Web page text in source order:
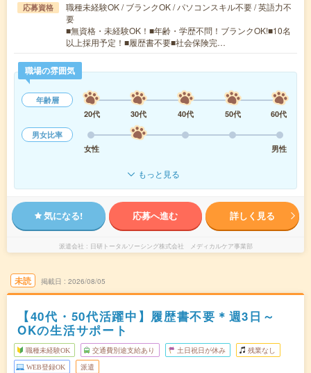
応募資格
職種未経験OK / ブランクOK / パソコンスキル不要 / 英語力不
要
■無資格・未経験OK！■年齢・学歴不問！ブランクOK!■10名
以上採用予定！■履歴書不要■社会保険完…
職場の雰囲気
年齢層
20代
30代 40代 50代
60代
男女比率
女性
男性
もっと見る
気になる! 応募へ進む 詳しく見る
派遣会社 日研トータルソーシング株式会社 メディカルケア事業部
未読 掲載日 2026/08/05
【40代・50代活躍中】履歴書不要＊週3日～
OKの生活サポート
職種未経験OK 交通費別途支給あり 土日祝日が休み 残業なし
WEB登録OK 派遣